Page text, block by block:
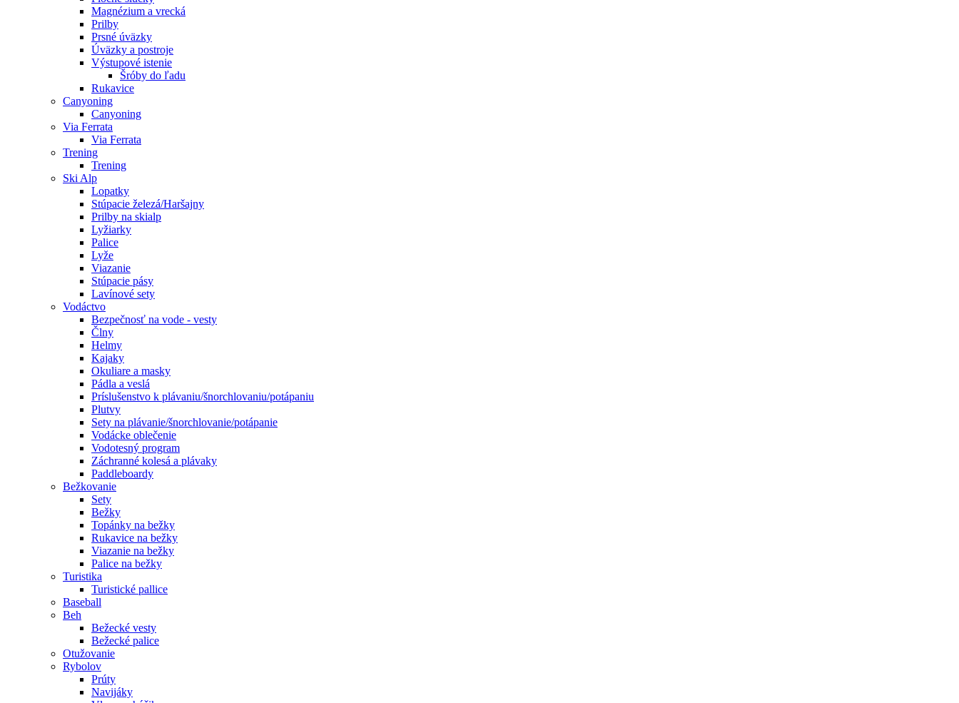
Magnézium a vrecká
Prilby
Prsné úväzky
Úväzky a postroje
Výstupové istenie
Šróby do ľadu
Rukavice
Canyoning
Canyoning
Via Ferrata
Via Ferrata
Trening
Trening
Ski Alp
Lopatky
Stúpacie železá/Haršajny
Prilby na skialp
Lyžiarky
Palice
Lyže
Viazanie
Stúpacie pásy
Lavínové sety
Vodáctvo
Bezpečnosť na vode - vesty
Člny
Helmy
Kajaky
Okuliare a masky
Pádla a veslá
Príslušenstvo k plávaniu/šnorchlovaniu/potápaniu
Plutvy
Sety na plávanie/šnorchlovanie/potápanie
Vodácke oblečenie
Vodotesný program
Záchranné kolesá a plávaky
Paddleboardy
Bežkovanie
Sety
Bežky
Topánky na bežky
Rukavice na bežky
Viazanie na bežky
Palice na bežky
Turistika
Turistické pallice
Baseball
Beh
Bežecké vesty
Bežecké palice
Otužovanie
Rybolov
Prúty
Navijáky